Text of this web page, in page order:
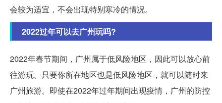
会较为适宜，不会出现特别寒冷的情况。
2022过年可以去广州玩吗?
2022年春节期间，广州属于低风险地区，因此可以放心前
往游玩。只要你所在地区也是低风险地区，就可以随时来
广州旅游。即使在2022年过年期间出现疫情，广州的防控